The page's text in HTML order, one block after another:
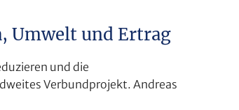
Umwelt und Ertrag
und die
Verbundprojekt. Andreas